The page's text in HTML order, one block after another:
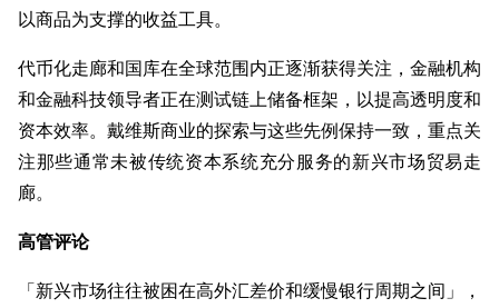
以商品为支撑的收益工具。
代币化走廊和国库在全球范围内正逐渐获得关注，金融机构
和金融科技领导者正在测试链上储备框架，以提高透明度和
资本效率。戴维斯商业的探索与这些先例保持一致，重点关
注那些通常未被传统资本系统充分服务的新兴市场贸易走
廊。
高管评论
「新兴市场往往被困在高外汇差价和缓慢银行周期之间」，